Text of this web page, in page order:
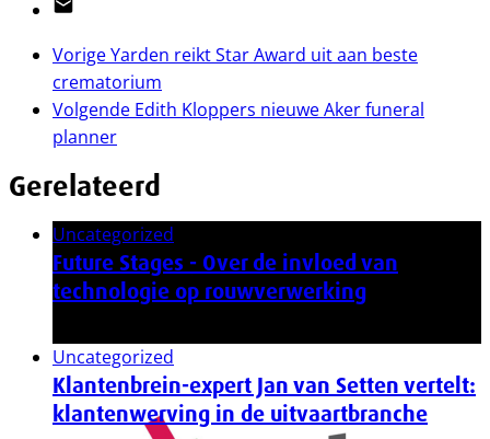
Email
VorigeYarden reikt Star Award uit aan beste
crematorium
Volgende Edith Kloppers nieuwe Aker funeral
planner
Gerelateerd
Uncategorized
Future Stages - Over de invloed van
technologie op rouwverwerking
Uncategorized
Klantenbrein-expert Jan van Setten vertelt:
klantenwerving in de uitvaartbranche